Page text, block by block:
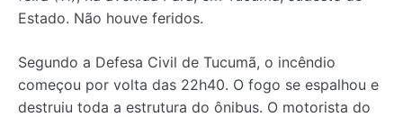
Estado. Não houve feridos.
Segundo a Defesa Civil de Tucumã, o incêndio
começou por volta das 22h40. O fogo se espalhou e
destruiu toda a estrutura do ônibus. O motorista do